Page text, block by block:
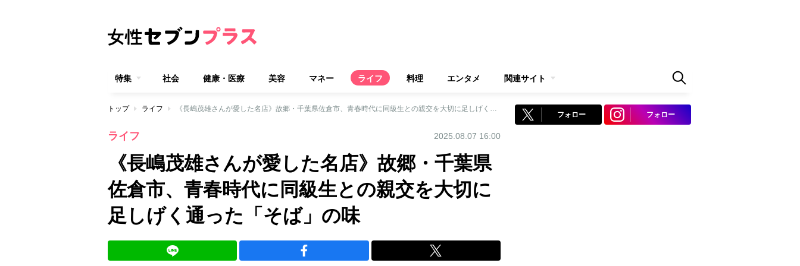
特集 社会 健康・医療 美容 マネー ライフ 料理 エンタメ 関連サイト
トップ ライフ 《長嶋茂雄さんが愛した名店》故郷・千葉県佐倉市、青春時代に同級生との親交を大切に足しげく通った「そば」の味
ライフ 2025.08.07 16:00
《長嶋茂雄さんが愛した名店》故郷・千葉県
佐倉市、青春時代に同級生との親交を大切に
足しげく通った「そば」の味
フォロー フォロー